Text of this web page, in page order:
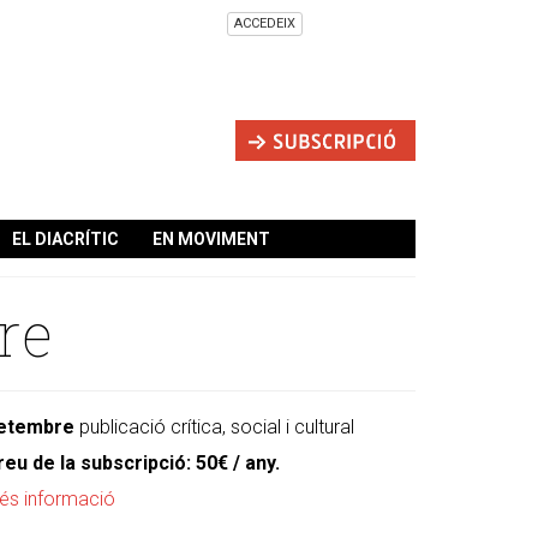
ACCEDEIX
EL DIACRÍTIC EN MOVIMENT
publicació crítica, social i cultural
de la subscripció: 50€ / any.
informació